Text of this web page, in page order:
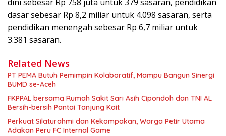
dasar sebesar Rp 8,2 miliar untuk 4.098 sasaran, serta
pendidikan menengah sebesar Rp 6,7 miliar untuk
3.381 sasaran.
Related News
PT PEMA Butuh Pemimpin Kolaboratif, Mampu Bangun Sinergi
BUMD se-Aceh
FKPPAL bersama Rumah Sakit Sari Asih Cipondoh dan TNI AL
Bersih-bersih Pantai Tanjung Kait
Perkuat Silaturahmi dan Kekompakan, Warga Petir Utama
Adakan Peru FC Internal Game